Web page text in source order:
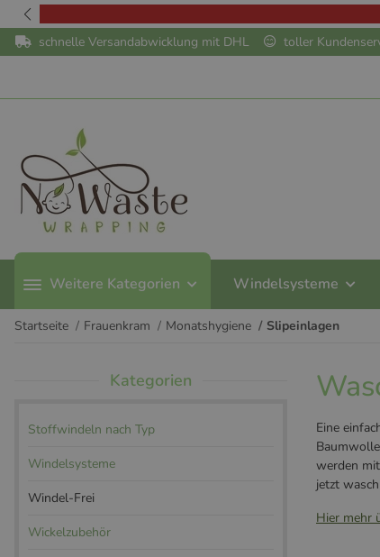
schnelle Versandabwicklung mit DHL
toller
Weitere Kategorien Windelsysteme
Startseite Frauenkram Monatshygiene Slipeinlagen
Eine
werden
jetzt
Hier mehr
Kategorien
Stoffwindeln nach Typ
Windelsysteme
Windel-Frei
Wickelzubehör